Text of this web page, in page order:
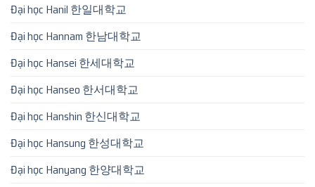
Đại học Hanil 한일대학교
Đại học Hannam 한남대학교
Đại học Hansei 한세대학교
Đại học Hanseo 한서대학교
Đại học Hanshin 한신대학교
Đại học Hansung 한성대학교
Đại học Hanyang 한양대학교